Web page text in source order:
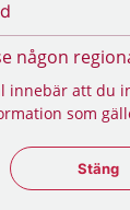
någon
innebär att du
som
Stäng
Stäng